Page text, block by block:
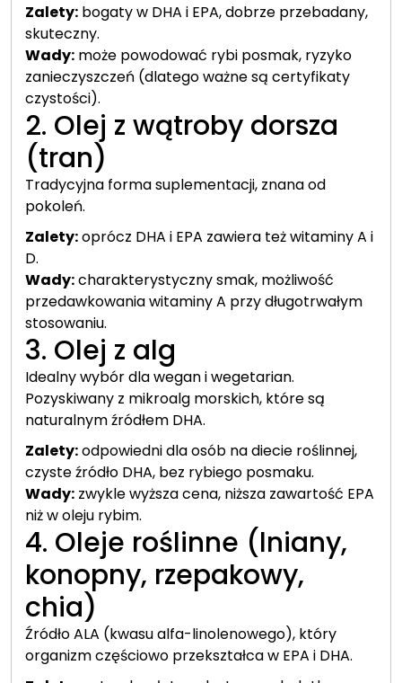
Zalety: bogaty w DHA i EPA, dobrze przebadany,
skuteczny.
Wady: może powodować rybi posmak, ryzyko
zanieczyszczeń (dlatego ważne są certyfikaty
czystości).
2. Olej z wątroby dorsza
(tran)
Tradycyjna forma suplementacji, znana od
pokoleń.
Zalety:oprócz DHA i EPA zawiera też witaminy A i
D.
Wady:charakterystyczny smak, możliwość
przedawkowania witaminy A przy długotrwałym
stosowaniu.
3. Olej z alg
Idealny wybór dla wegan i wegetarian.
Pozyskiwany z mikroalg morskich, które są
naturalnym źródłem DHA.
Zalety:odpowiedni dla osób na diecie roślinnej,
czyste źródło DHA, bez rybiego posmaku.
Wady: zwykle wyższa cena, niższa zawartość EPA
niż w oleju rybim.
4. Oleje roślinne (lniany,
konopny, rzepakowy,
chia)
Źródło ALA (kwasu alfa-linolenowego), który
organizm częściowo przekształca w EPA i DHA.